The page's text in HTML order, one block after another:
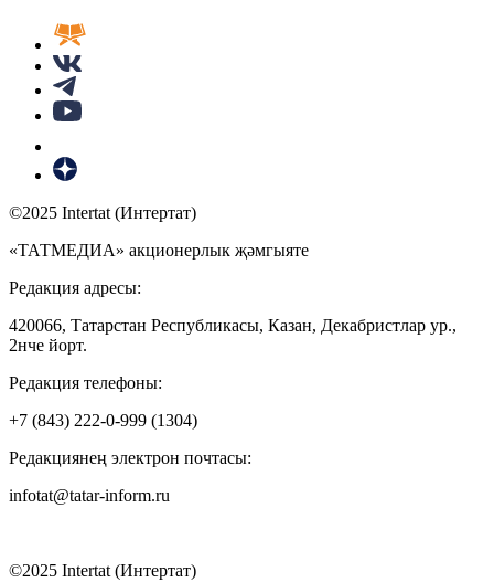
©2025 Intertat (Интертат)
«ТАТМЕДИА» акционерлык җәмгыяте
Редакция адресы:
420066, Татарстан Республикасы, Казан, Декабристлар ур.,
2нче йорт.
Редакция телефоны:
+7 (843) 222-0-999 (1304)
Редакциянең электрон почтасы:
infotat@tatar-inform.ru
©2025 Intertat (Интертат)